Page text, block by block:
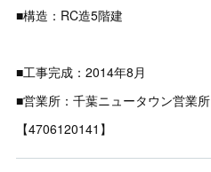
■構造：RC造5階建
■工事完成：2014年8月
■営業所：千葉ニュータウン営業所
【4706120141】